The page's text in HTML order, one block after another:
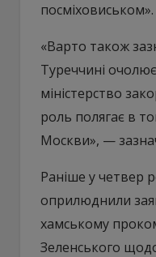
посміховиськом».
«Варто також
Туреччині
міністерство
роль полягає в
Москви», —
Раніше у четвер
оприлюднили
хамському
Зеленського